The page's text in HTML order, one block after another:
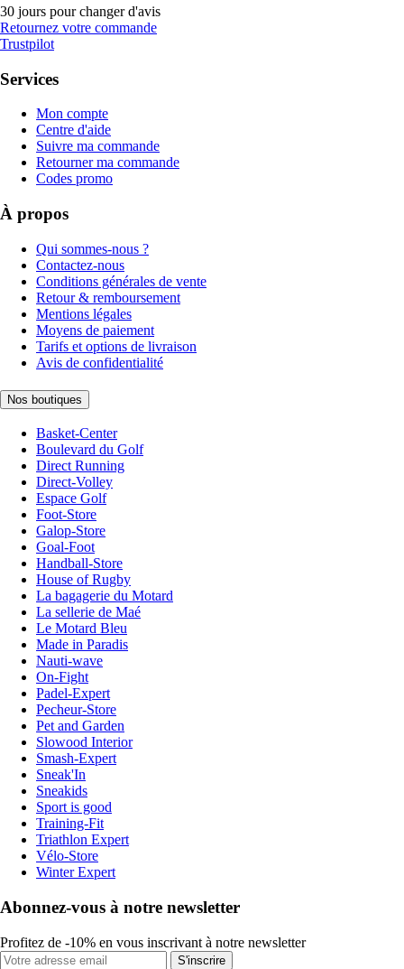
30 jours pour changer d'avis
Retournez votre commande
Trustpilot
Services
Mon compte
Centre d'aide
Suivre ma commande
Retourner ma commande
Codes promo
À propos
Qui sommes-nous ?
Contactez-nous
Conditions générales de vente
Retour & remboursement
Mentions légales
Moyens de paiement
Tarifs et options de livraison
Avis de confidentialité
Nos boutiques
Basket-Center
Boulevard du Golf
Direct Running
Direct-Volley
Espace Golf
Foot-Store
Galop-Store
Goal-Foot
Handball-Store
House of Rugby
La bagagerie du Motard
La sellerie de Maé
Le Motard Bleu
Made in Paradis
Nauti-wave
On-Fight
Padel-Expert
Pecheur-Store
Pet and Garden
Slowood Interior
Smash-Expert
Sneak'In
Sneakids
Sport is good
Training-Fit
Triathlon Expert
Vélo-Store
Winter Expert
Abonnez-vous à notre newsletter
Profitez de -10% en vous inscrivant à notre newsletter
S'inscrire